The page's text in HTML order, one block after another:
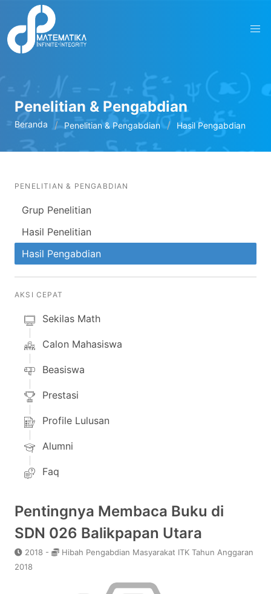
Penelitian & Pengabdian
Beranda Penelitian & Pengabdian Hasil Pengabdian
PENELITIAN & PENGABDIAN
Grup Penelitian
Hasil Penelitian
Hasil Pengabdian
AKSI CEPAT
Sekilas Math
Calon Mahasiswa
Beasiswa
Prestasi
Profile Lulusan
Alumni
Faq
Pentingnya Membaca Buku di
SDN 026 Balikpapan Utara
2018 -
Hibah Pengabdian Masyarakat ITK Tahun Anggaran
2018